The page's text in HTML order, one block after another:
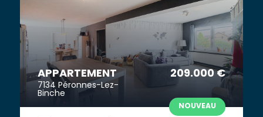
APPARTEMENT 209.000 €
7134 Péronnes-Lez-
Binche
NOUVEAU